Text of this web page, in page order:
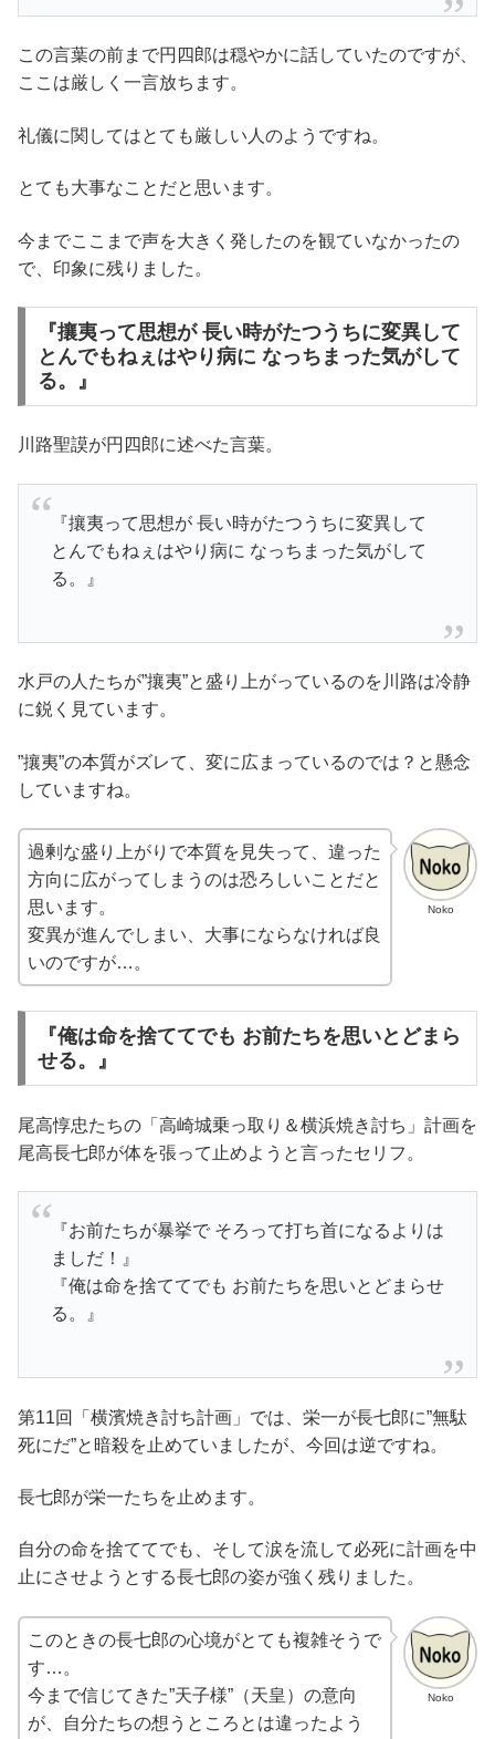
この言葉の前まで円四郎は穏やかに話していたのですが、
ここは厳しく一言放ちます。
礼儀に関してはとても厳しい人のようですね。
とても大事なことだと思います。
今までここまで声を大きく発したのを観ていなかったの
で、印象に残りました。
『攘夷って思想が 長い時がたつうちに変異して
とんでもねぇはやり病に なっちまった気がして
る。』
川路聖謨が円四郎に述べた言葉。
『攘夷って思想が 長い時がたつうちに変異して
とんでもねぇはやり病に なっちまった気がして
る。』
水戸の人たちが”攘夷”と盛り上がっているのを川路は冷静
に鋭く見ています。
”攘夷”の本質がズレて、変に広まっているのでは？と懸念
していますね。
Noko
過剰な盛り上がりで本質を見失って、違った
方向に広がってしまうのは恐ろしいことだと
思います。
変異が進んでしまい、大事にならなければ良
いのですが…。
『俺は命を捨ててでも お前たちを思いとどまら
せる。』
尾高惇忠たちの「高崎城乗っ取り＆横浜焼き討ち」計画を
尾高長七郎が体を張って止めようと言ったセリフ。
『お前たちが暴挙で そろって打ち首になるよりは
ましだ！』
『俺は命を捨ててでも お前たちを思いとどまらせ
る。』
第11回「横濱焼き討ち計画」では、栄一が長七郎に”無駄
死にだ”と暗殺を止めていましたが、今回は逆ですね。
長七郎が栄一たちを止めます。
自分の命を捨ててでも、そして涙を流して必死に計画を中
止にさせようとする長七郎の姿が強く残りました。
Noko
このときの長七郎の心境がとても複雑そうで
す…。
今まで信じてきた”天子様”（天皇）の意向
が、自分たちの想うところとは違ったよう